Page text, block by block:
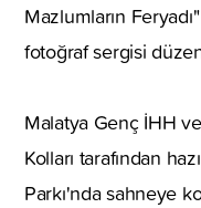
Mazlumların
fotoğraf sergisi
Malatya Genç İHH
Kolları tarafından
Parkı'nda sahneye